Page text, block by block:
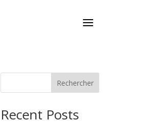
Rechercher
Recent Posts